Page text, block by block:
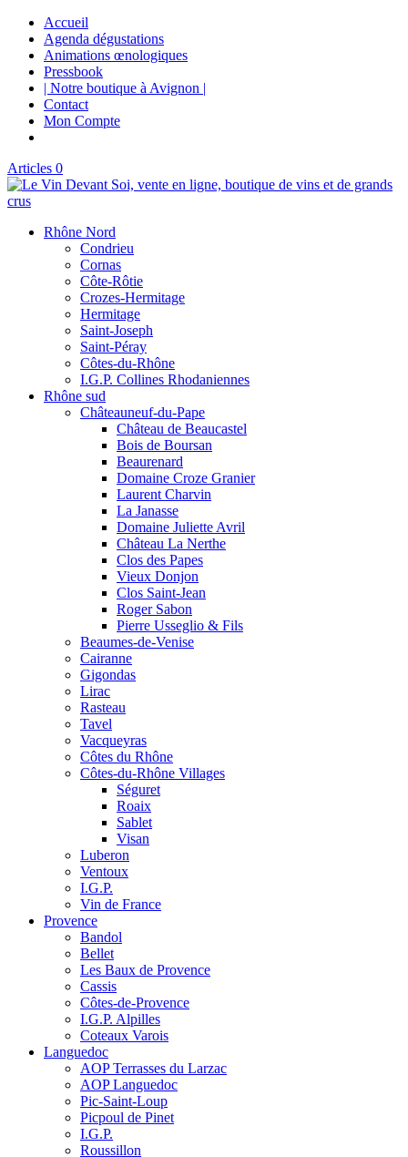
Accueil
Agenda dégustations
Animations œnologiques
Pressbook
| Notre boutique à Avignon |
Contact
Mon Compte
Articles 0
Rhône Nord
Condrieu
Cornas
Côte-Rôtie
Crozes-Hermitage
Hermitage
Saint-Joseph
Saint-Péray
Côtes-du-Rhône
I.G.P. Collines Rhodaniennes
Rhône sud
Châteauneuf-du-Pape
Château de Beaucastel
Bois de Boursan
Beaurenard
Domaine Croze Granier
Laurent Charvin
La Janasse
Domaine Juliette Avril
Château La Nerthe
Clos des Papes
Vieux Donjon
Clos Saint-Jean
Roger Sabon
Pierre Usseglio & Fils
Beaumes-de-Venise
Cairanne
Gigondas
Lirac
Rasteau
Tavel
Vacqueyras
Côtes du Rhône
Côtes-du-Rhône Villages
Séguret
Roaix
Sablet
Visan
Luberon
Ventoux
I.G.P.
Vin de France
Provence
Bandol
Bellet
Les Baux de Provence
Cassis
Côtes-de-Provence
I.G.P. Alpilles
Coteaux Varois
Languedoc
AOP Terrasses du Larzac
AOP Languedoc
Pic-Saint-Loup
Picpoul de Pinet
I.G.P.
Roussillon